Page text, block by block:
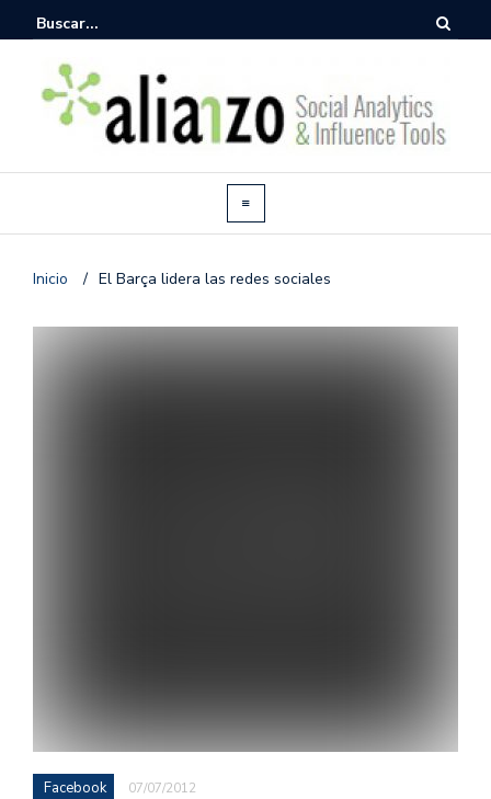
Inicio / El Barça lidera las redes sociales
Facebook 07/07/2012